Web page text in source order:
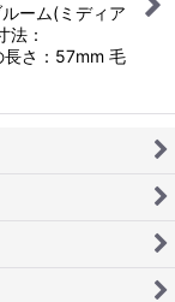
ーム(ミディア
：
さ：57mm 毛